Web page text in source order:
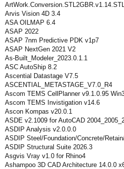
Arvis Vision 4D 3.4
ASA OILMAP 6.4
ASAP 2022
ASAP 7nm Predictive PDK v1p7
ASAP NextGen 2021 V2
As-Built_Modeler_2023.0.1.1
ASC AutoShip 8.2
Ascential Datastage V7.5
ASCENTIAL_METASTAGE_V7.0_R4
Ascom TEMS CellPlanner v9.1.0.95
Ascom TEMS Invistigation v14.6
Ascon Kompas v20.0.1
ASDE v2.1009 for AutoCAD
ASDIP Analysis v2.0.0.0
ASDIP Steel/Foundation/Concrete/
ASDIP Structural Suite 2026.3
Asgvis Vray v1.0 for Rhino4
Ashampoo 3D CAD Architecture 14.0.0